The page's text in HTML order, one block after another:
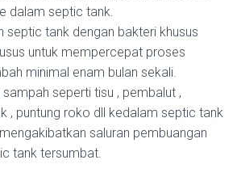
dalam septic tank.
septic tank dengan bakteri khusus
untuk mempercepat proses
minimal enam bulan sekali.
seperti tisu , pembalut ,
, puntung roko dll kedalam septic tank
saluran pembuangan
tank tersumbat.